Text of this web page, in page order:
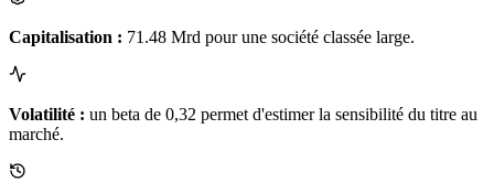
Capitalisation : 71.48 Mrd pour une société classée large.
Volatilité : un beta de 0,32 permet d'estimer la sensibilité du titre au
marché.